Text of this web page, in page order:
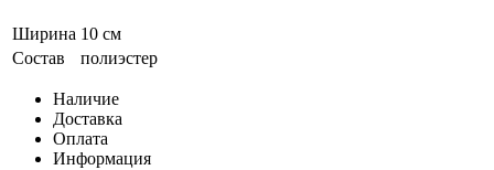
Ширина 10 см
Состав
полиэстер
Наличие
Доставка
Оплата
Информация